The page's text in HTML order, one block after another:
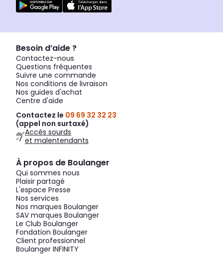
Besoin d’aide ?
Contactez-nous
Questions fréquentes
Suivre une commande
Nos conditions de livraison
Nos guides d'achat
Centre d'aide
Contactez le 09 69 32 32 23
(appel non surtaxé)
Accès sourds
et malentendants
À propos de Boulanger
Qui sommes nous
Plaisir partagé
L'espace Presse
Nos services
Nos marques Boulanger
SAV marques Boulanger
Le Club Boulanger
Fondation Boulanger
Client professionnel
Boulanger INFINITY